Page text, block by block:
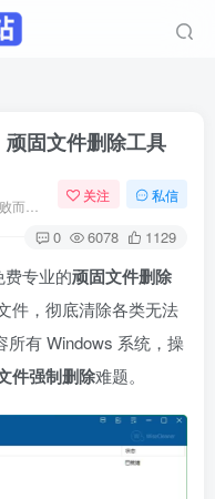
固文件删除工具
关注 私信
0 6078 1129
费专业的顽固文件删除
件，彻底清除各类无法
所有 Windows 系统，操
件强制删除难题。